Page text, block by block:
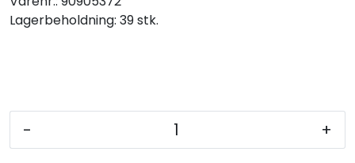
Lagerbeholdning: 39 stk.
- +
Kampanjer
Magasin